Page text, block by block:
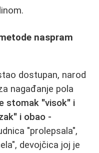
naspram
dostupan, narod
nagađanje pola
stomak "visok" i
i obao -
"prolepsala",
devojčica joj je